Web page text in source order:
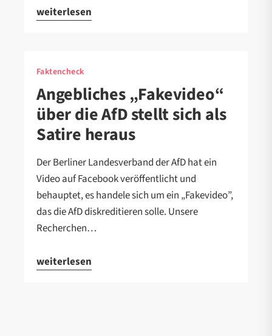
weiterlesen
Faktencheck
Angebliches „Fakevideo“
über die AfD stellt sich als
Satire heraus
Der Berliner Landesverband der AfD hat ein
Video auf Facebook veröffentlicht und
behauptet, es handele sich um ein „Fakevideo”,
das die AfD diskreditieren solle. Unsere
Recherchen…
weiterlesen